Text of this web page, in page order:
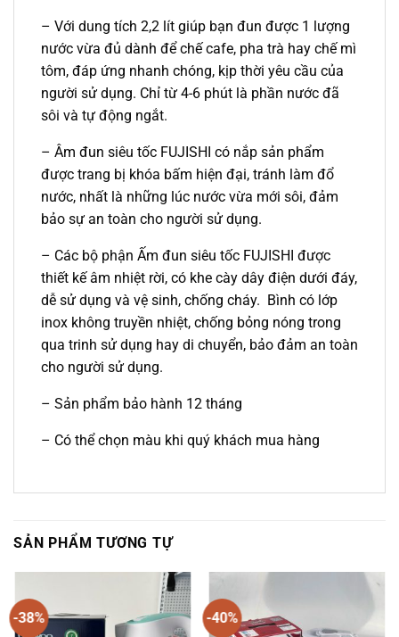
– Với dung tích 2,2 lít giúp bạn đun được 1 lượng
nước vừa đủ dành để chế cafe, pha trà hay chế mì
tôm, đáp ứng nhanh chóng, kịp thời yêu cầu của
người sử dụng. Chỉ từ 4-6 phút là phần nước đã
sôi và tự động ngắt.
– Âm đun siêu tốc FUJISHI có nắp sản phẩm
được trang bị khóa bấm hiện đại, tránh làm đổ
nước, nhất là những lúc nước vừa mới sôi, đảm
bảo sự an toàn cho người sử dụng.
– Các bộ phận Ấm đun siêu tốc FUJISHI được
thiết kế âm nhiệt rời, có khe cày dây điện dưới đáy,
dễ sử dụng và vệ sinh, chống cháy. Bình có lớp
inox không truyền nhiệt, chống bỏng nóng trong
qua trinh sử dụng hay di chuyển, bảo đảm an toàn
cho người sử dụng.
– Sản phẩm bảo hành 12 tháng
– Có thể chọn màu khi quý khách mua hàng
SẢN PHẨM TƯƠNG TỰ
-38% -40%